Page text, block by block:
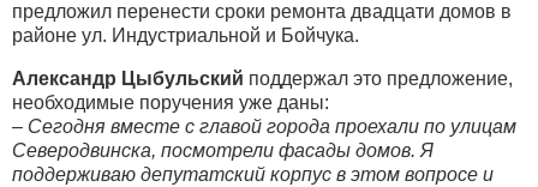
предложил перенести сроки ремонта двадцати домов в
районе ул. Индустриальной и Бойчука.
Александр Цыбульский поддержал это предложение,
необходимые поручения уже даны:
– Сегодня вместе с главой города проехали по улицам
Северодвинска, посмотрели фасады домов. Я
поддерживаю депутатский корпус в этом вопросе и